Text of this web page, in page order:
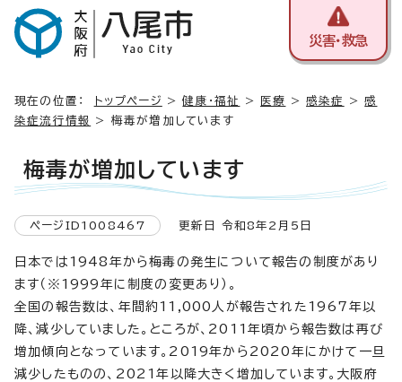
災害・救急
現在の位置： トップページ >健康・福祉 > 医療 >感染症 >感
染症流行情報
> 梅毒が増加しています
梅毒が増加しています
ページID1008467 更新日 令和8年2月5日
日本では1948年から梅毒の発生について報告の制度があり
ます（※1999年に制度の変更あり）。
全国の報告数は、年間約11,000人が報告された1967年以
降、減少していました。ところが、2011年頃から報告数は再び
増加傾向となっています。2019年から2020年にかけて一旦
減少したものの、2021年以降大きく増加しています。大阪府